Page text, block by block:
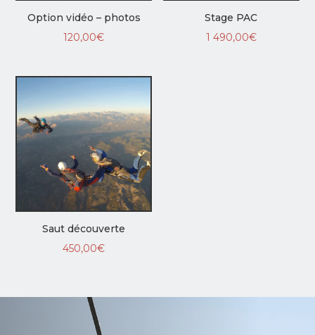
Option vidéo – photos
120,00€
Stage PAC
1 490,00€
Saut découverte
450,00€